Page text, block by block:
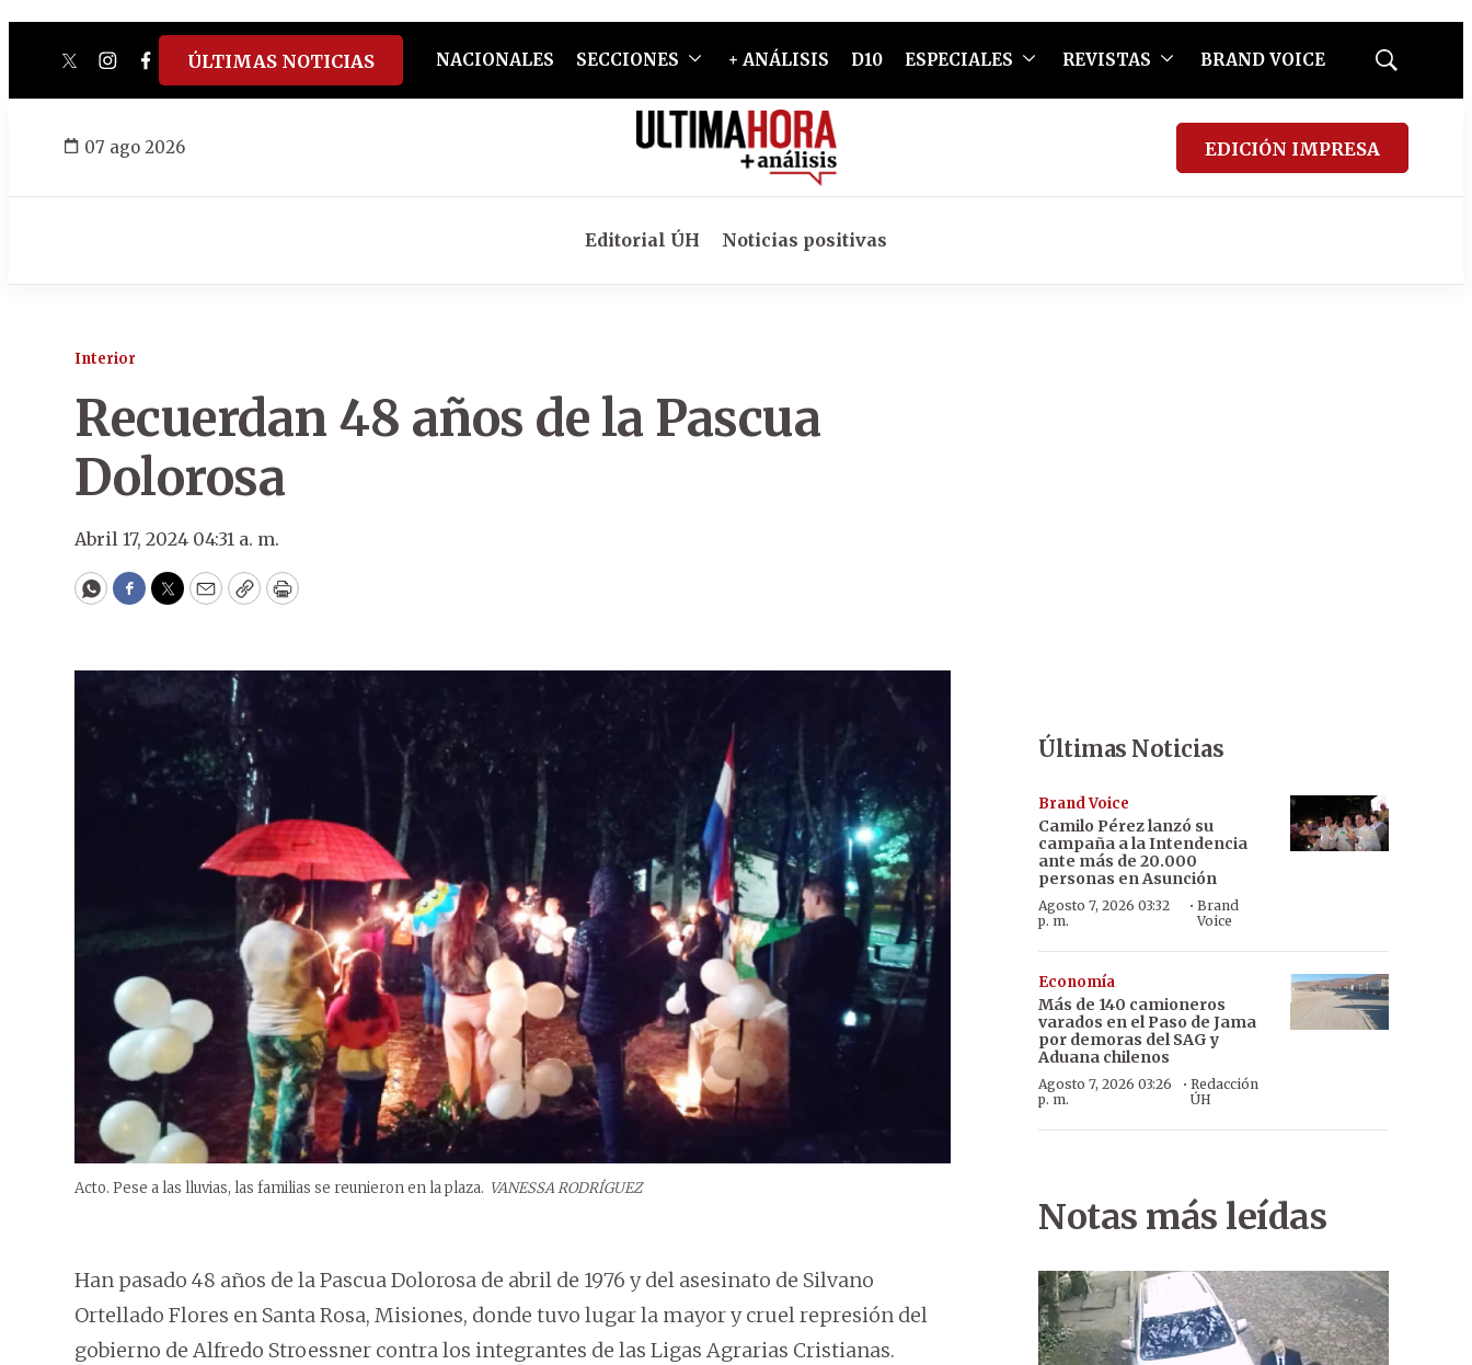
twitterinstagram
facebook
tiktokyoutube
spotify
ÚLTIMAS NOTICIAS NACIONALES SECCIONES + ANÁLISIS D10 ESPECIALES REVISTAS BRAND VOICE
Mostrar
07 ago 2026 EDICIÓN IMPRESA
Editorial ÚH Noticias positivas
Interior
Recuerdan 48 años de la Pascua
Dolorosa
Abril 17, 2024 04:31 a. m.
WhatsApp
Facebook
Twitter
EmailCopyPrint
Acto. Pese a las lluvias, las familias se reunieron en la plaza. VANESSA RODRÍGUEZ
Han pasado 48 años de la Pascua Dolorosa de abril de 1976 y del asesinato de Silvano
Ortellado Flores en Santa Rosa, Misiones, donde tuvo lugar la mayor y cruel represión del
gobierno de Alfredo Stroessner contra los integrantes de las Ligas Agrarias Cristianas.
Últimas Noticias
Brand Voice
Camilo Pérez lanzó su
campaña a la Intendencia
ante más de 20.000
personas en Asunción
Agosto 7, 2026 03:32
p. m.
· Brand
Voice
Economía
Más de 140 camioneros
varados en el Paso de Jama
por demoras del SAG y
Aduana chilenos
Agosto 7, 2026 03:26
p. m.
·Redacción
ÚH
Notas más leídas